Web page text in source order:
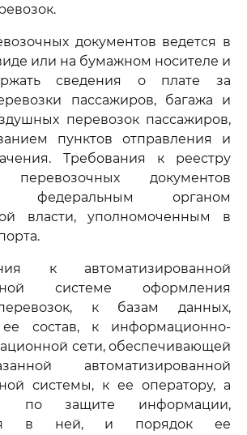
документов ведется в
или на бумажном носителе и
сведения о плате за
пассажиров, багажа и
перевозок пассажиров,
пунктов отправления и
Требования к реестру
перевозочных документов
федеральным органом
власти, уполномоченным в
к автоматизированной
системе оформления
к базам данных,
состав, к информационно-
сети, обеспечивающей
автоматизированной
системы, к ее оператору, а
по защите информации,
в ней, и порядок ее